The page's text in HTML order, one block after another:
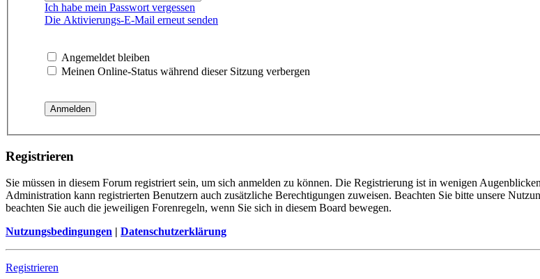
Ich habe mein Passwort vergessen
Die Aktivierungs-E-Mail erneut senden
Angemeldet bleiben
Meinen Online-Status während dieser Sitzung verbergen
Registrieren
Sie müssen in diesem Forum registriert sein, um sich anmelden zu können. Die Registrierung ist in wenigen
Administration kann registrierten Benutzern auch zusätzliche Berechtigungen zuweisen. Beachten Sie bitte unsere
beachten Sie auch die jeweiligen Forenregeln, wenn Sie sich in diesem Board bewegen.
Nutzungsbedingungen | Datenschutzerklärung
Registrieren